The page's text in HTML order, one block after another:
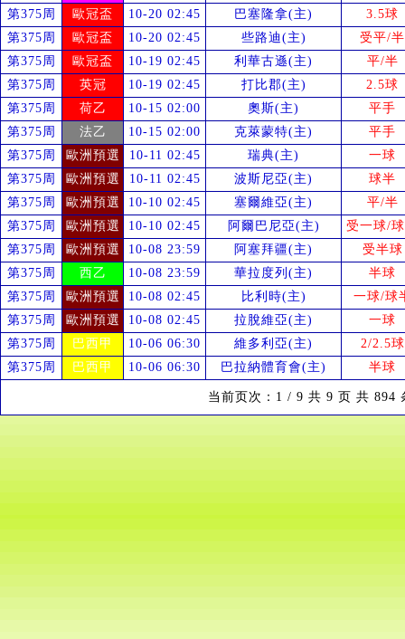
第375周
歐冠盃 10-20 02:45 巴塞隆拿(主)
3.5球
第375周
歐冠盃 10-20 02:45 些路迪(主) 受平/半
第375周
歐冠盃 10-19 02:45 利華古遜(主)
平/半
第375周
英冠 10-19 02:45 打比郡(主)
2.5球
第375周
荷乙 10-15 02:00 奧斯(主)
平手
第375周
法乙 10-15 02:00 克萊蒙特(主)
平手
第375周
歐洲預選 10-11 02:45 瑞典(主)
一球
第375周
歐洲預選 10-11 02:45 波斯尼亞(主)
球半
第375周
歐洲預選 10-10 02:45 塞爾維亞(主)
平/半
第375周
歐洲預選 10-10 02:45 阿爾巴尼亞(主) 受一球/
第375周
歐洲預選 10-08 23:59 阿塞拜疆(主) 受半球
第375周
西乙 10-08 23:59 華拉度列(主)
半球
第375周
歐洲預選 10-08 02:45 比利時(主)
一球/球
第375周
歐洲預選 10-08 02:45 拉脫維亞(主)
一球
第375周
巴西甲 10-06 06:30 維多利亞(主)
2/2.5球
第375周
巴西甲 10-06 06:30 巴拉納體育會(主) 半球
当前页次：1 / 9 共 9 页 共